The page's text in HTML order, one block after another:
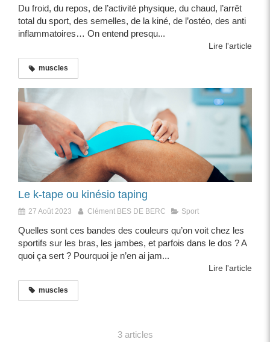
Du froid, du repos, de l’activité physique, du chaud, l’arrêt
total du sport, des semelles, de la kiné, de l’ostéo, des anti
inflammatoires… On entend presqu...
Lire l'article
muscles
Le k-tape ou kinésio taping
27 Août 2023 Clément BES DE BERC Sport
Quelles sont ces bandes des couleurs qu’on voit chez les
sportifs sur les bras, les jambes, et parfois dans le dos ? A
quoi ça sert ? Pourquoi je n’en ai jam...
Lire l'article
muscles
3 articles